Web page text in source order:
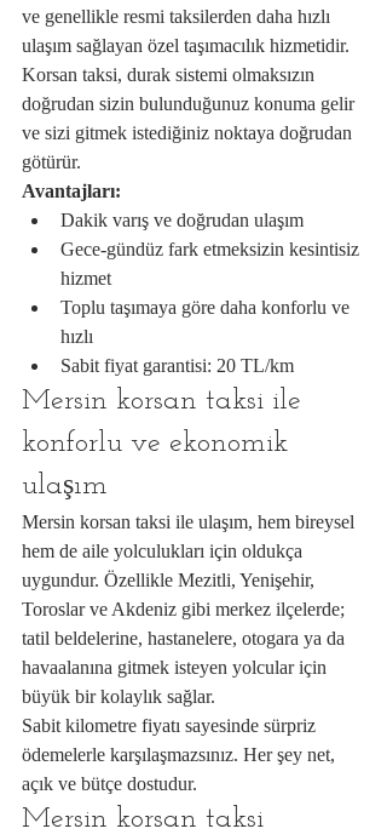
ve genellikle resmi taksilerden daha hızlı
ulaşım sağlayan özel taşımacılık hizmetidir.
Korsan taksi, durak sistemi olmaksızın
doğrudan sizin bulunduğunuz konuma gelir
ve sizi gitmek istediğiniz noktaya doğrudan
götürür.
Avantajları:
Dakik varış ve doğrudan ulaşım
Gece-gündüz fark etmeksizin kesintisiz
hizmet
Toplu taşımaya göre daha konforlu ve
hızlı
Sabit fiyat garantisi: 20 TL/km
Mersin korsan taksi ile
konforlu ve ekonomik
ulaşım
Mersin korsan taksi ile ulaşım, hem bireysel
hem de aile yolculukları için oldukça
uygundur. Özellikle Mezitli, Yenişehir,
Toroslar ve Akdeniz gibi merkez ilçelerde;
tatil beldelerine, hastanelere, otogara ya da
havaalanına gitmek isteyen yolcular için
büyük bir kolaylık sağlar.
Sabit kilometre fiyatı sayesinde sürpriz
ödemelerle karşılaşmazsınız. Her şey net,
açık ve bütçe dostudur.
Mersin korsan taksi